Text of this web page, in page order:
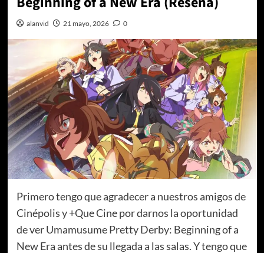
alanvid 21 mayo, 2026 0
Primero tengo que agradecer a nuestros amigos de
Cinépolis y +Que Cine por darnos la oportunidad
de ver Umamusume Pretty Derby: Beginning of a
New Era antes de su llegada a las salas. Y tengo que